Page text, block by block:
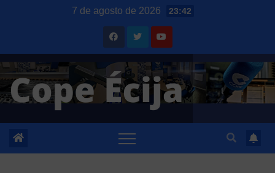
7 de agosto de 2026 23:42